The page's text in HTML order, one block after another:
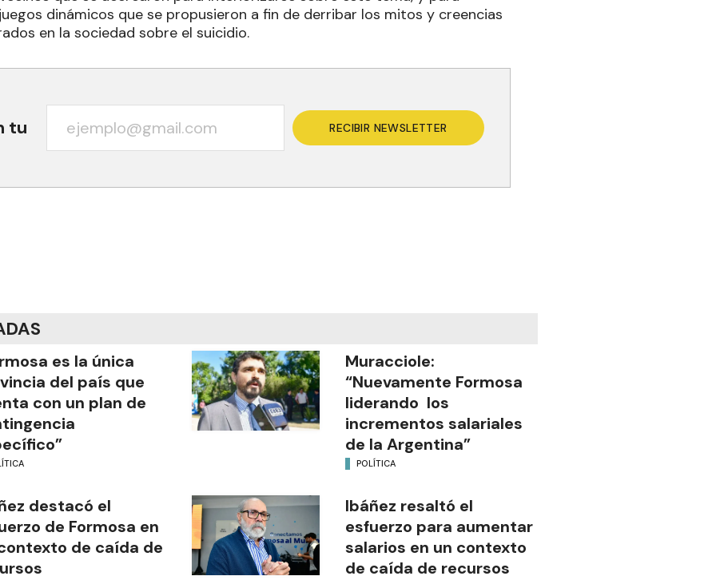
dinámicos que se propusieron a fin de derribar los mitos y creencias
en la sociedad sobre el suicidio.
tu RECIBIR NEWSLETTER
es la única
del país que
con un plan de
Muracciole:
“Nuevamente Formosa
liderando los
incrementos salariales
de la Argentina”
POLÍTICA
destacó el
de Formosa en
de caída de
Ibáñez resaltó el
esfuerzo para aumentar
salarios en un contexto
de caída de recursos